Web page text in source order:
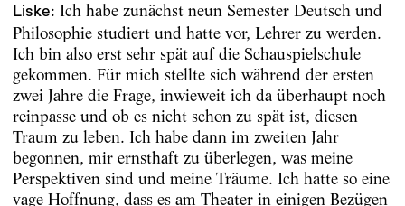
Liske: Ich habe zunächst neun Semester Deutsch und
Philosophie studiert und hatte vor, Lehrer zu werden.
Ich bin also erst sehr spät auf die Schauspielschule
gekommen. Für mich stellte sich während der ersten
zwei Jahre die Frage, inwieweit ich da überhaupt noch
reinpasse und ob es nicht schon zu spät ist, diesen
Traum zu leben. Ich habe dann im zweiten Jahr
begonnen, mir ernsthaft zu überlegen, was meine
Perspektiven sind und meine Träume. Ich hatte so eine
vage Hoffnung, dass es am Theater in einigen Bezügen